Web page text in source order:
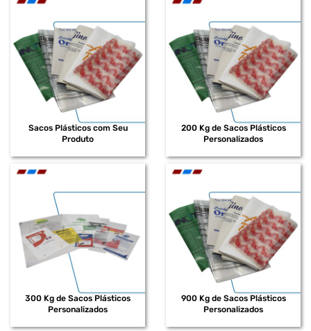
Sacos Plásticos com Seu
Produto
200 Kg de Sacos Plásticos
Personalizados
300 Kg de Sacos Plásticos
Personalizados
900 Kg de Sacos Plásticos
Personalizados